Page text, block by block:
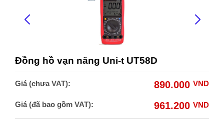
Đồng hồ vạn năng Uni-t UT58D
Giá (chưa VAT): 890.000 VND
Giá (đã bao gồm VAT): 961.200 VND